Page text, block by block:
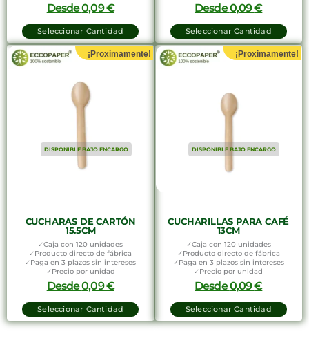
Desde0,09€
Seleccionar Cantidad
Desde0,09€
Seleccionar Cantidad
¡Proximamente!
DISPONIBLE BAJO ENCARGO
CUCHARAS DE CARTÓN
15.5CM
✓Caja con 120 unidades
✓Producto directo de fábrica
✓Paga en 3 plazos sin intereses
✓Precio por unidad
Desde0,09€
Seleccionar Cantidad
¡Proximamente!
DISPONIBLE BAJO ENCARGO
CUCHARILLAS PARA CAFÉ
13CM
✓Caja con 120 unidades
✓Producto directo de fábrica
✓Paga en 3 plazos sin intereses
✓Precio por unidad
Desde0,09€
Seleccionar Cantidad